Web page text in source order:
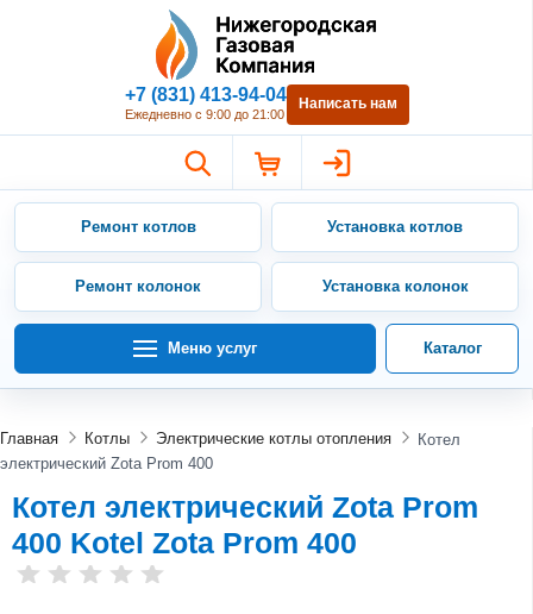
Нижегородская Газовая
+7 (831) 413-94-04
Ежедневно с 9:00 до 21:00
Написать нам
Ремонт котлов Установка котлов
Ремонт колонок Установка колонок
Меню услуг Каталог
Главная Котлы Электрические котлы отопления
Котел
электрический Zota Prom 400
Котел электрический Zota Prom
400 Kotel Zota Prom 400